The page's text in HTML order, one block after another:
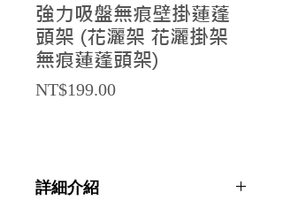
強力吸盤無痕壁掛蓮蓬
頭架 (花灑架 花灑掛架
無痕蓮蓬頭架)
NT$199.00Price
詳細介紹